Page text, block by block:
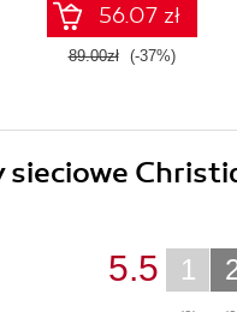
56.07 zł
89.00zł (-37%)
1
5.5